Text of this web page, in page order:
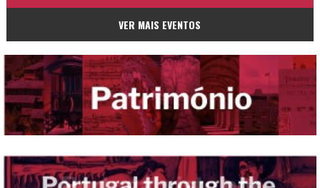
VER MAIS EVENTOS